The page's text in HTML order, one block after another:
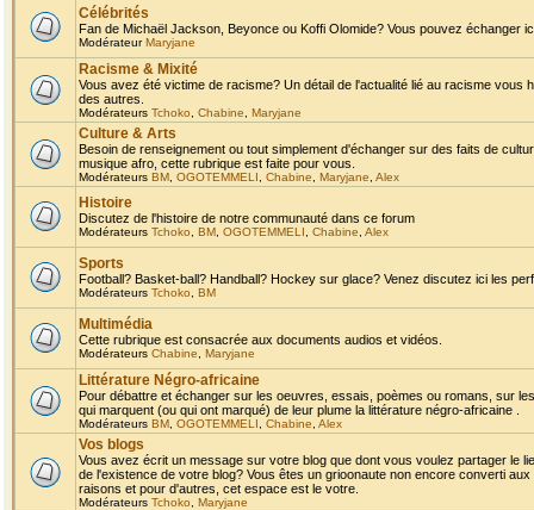
Célébrités
Fan de Michaël Jackson, Beyonce ou Koffi Olomide? Vous pouvez échanger
ModérateurMaryjane
Racisme & Mixité
Vous avez été victime de racisme? Un détail de l'actualité lié au racisme
des autres.
Modérateurs Tchoko Chabine Maryjane
Culture & Arts
Besoin de renseignement ou tout simplement d'échanger sur des faits de
musique afro, cette rubrique est faite pour vous.
Modérateurs BM OGOTEMMELI Chabine Maryjane Alex
Histoire
Discutez de l'histoire de notre communauté dans ce forum
Modérateurs Tchoko BM OGOTEMMELI Chabine Alex
Sports
Football? Basket-ball? Handball? Hockey sur glace? Venez discutez ici les
Modérateurs Tchoko BM
Multimédia
Cette rubrique est consacrée aux documents audios et vidéos.
Modérateurs Chabine Maryjane
Littérature Négro-africaine
Pour débattre et échanger sur les oeuvres, essais, poèmes ou romans, sur
qui marquent (ou qui ont marqué) de leur plume la littérature négro-africaine .
Modérateurs BM OGOTEMMELI Chabine Alex
Vos blogs
Vous avez écrit un message sur votre blog que dont vous voulez partager le
de l'existence de votre blog? Vous êtes un grioonaute non encore converti
raisons et pour d'autres, cet espace est le votre.
Modérateurs Tchoko Maryjane